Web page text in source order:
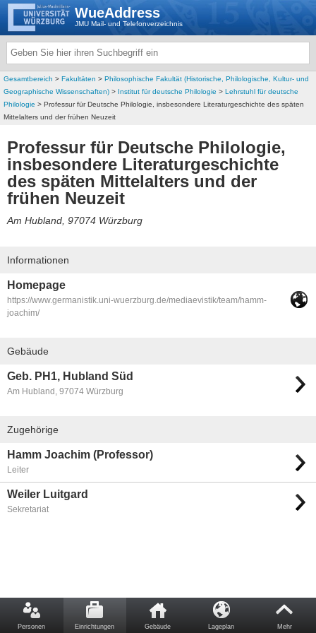
WueAddress
JMU Mail- und Telefonverzeichnis
Gesamtbereich > Fakultäten > Philosophische Fakultät (Historische, Philologische, Kultur- und
Geographische Wissenschaften) > Institut für deutsche Philologie > Lehrstuhl für deutsche
Philologie > Professur für Deutsche Philologie, insbesondere Literaturgeschichte des späten
Mittelalters und der frühen Neuzeit
Professur für Deutsche Philologie,
insbesondere Literaturgeschichte
des späten Mittelalters und der
frühen Neuzeit
Am Hubland, 97074 Würzburg
Informationen
Homepage
https://www.germanistik.uni-wuerzburg.de/mediaevistik/team/hamm-
joachim/
Gebäude
Geb. PH1, Hubland Süd
Am Hubland, 97074 Würzburg
Zugehörige
Hamm Joachim (Professor)
Leiter
Weiler Luitgard
Sekretariat
Personen Einrichtungen Gebäude Lageplan Mehr